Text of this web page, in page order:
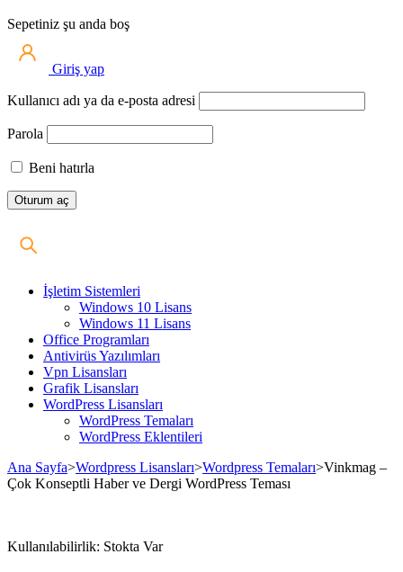
Sepetiniz şu anda boş
Giriş yap
Kullanıcı adı ya da e-posta adresi
Parola
Beni hatırla
İşletim Sistemleri
Windows 10 Lisans
Windows 11 Lisans
Office Programları
Antivirüs Yazılımları
Vpn Lisansları
Grafik Lisansları
WordPress Lisansları
WordPress Temaları
WordPress Eklentileri
Ana Sayfa>Wordpress Lisansları>Wordpress Temaları>Vinkmag –
Çok Konseptli Haber ve Dergi WordPress Teması
Kullanılabilirlik: Stokta Var